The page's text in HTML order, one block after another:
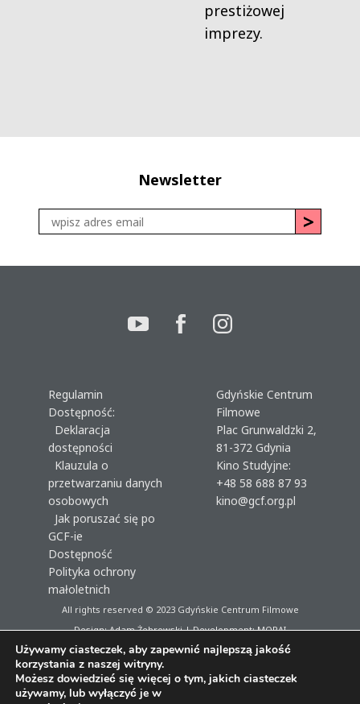
prestiżowej
imprezy.
Newsletter
Regulamin
Dostępność:
Deklaracja
dostępności
Klauzula o
przetwarzaniu danych
osobowych
Jak poruszać się po
GCF-ie
Dostępność
Polityka ochrony
małoletnich
Gdyńskie Centrum
Filmowe
Plac Grunwaldzki 2,
81-372 Gdynia
Kino Studyjne:
+48 58 688 87 93
kino@gcf.org.pl
All rights reserved © 2023Gdyńskie Centrum Filmowe
Design: Adam Żebrowski | Development:MORAI
Używamy ciasteczek, aby zapewnić najlepszą jakość
korzystania z naszej witryny.
Możesz dowiedzieć się więcej o tym, jakich ciasteczek
używamy, lub wyłączyć je w